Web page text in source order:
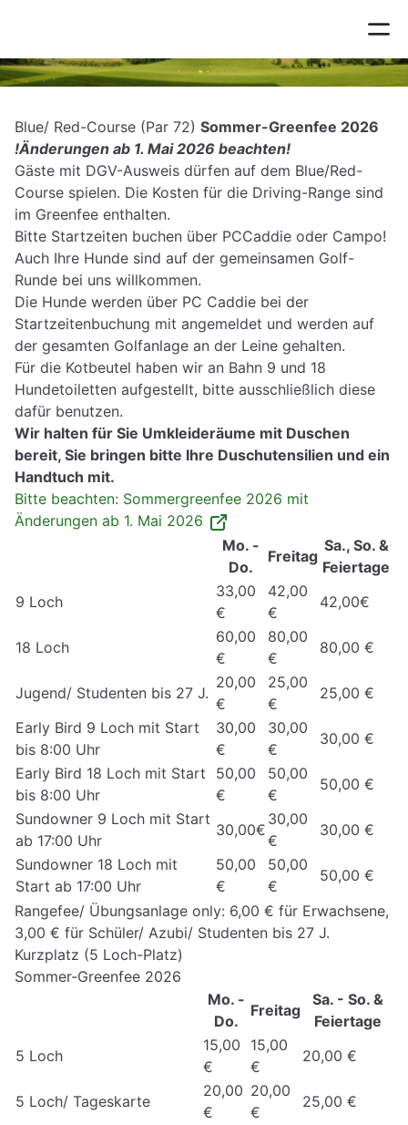
Blue/ Red-Course (Par 72) Sommer-Greenfee 2026
!Änderungen ab 1. Mai 2026 beachten!
Gäste mit DGV-Ausweis dürfen auf dem Blue/Red-
Course spielen. Die Kosten für die Driving-Range sind
im Greenfee enthalten.
Bitte Startzeiten buchen über PCCaddie oder Campo!
Auch Ihre Hunde sind auf der gemeinsamen Golf-
Runde bei uns willkommen.
Die Hunde werden über PC Caddie bei der
Startzeitenbuchung mit angemeldet und werden auf
der gesamten Golfanlage an der Leine gehalten.
Für die Kotbeutel haben wir an Bahn 9 und 18
Hundetoiletten aufgestellt, bitte ausschließlich diese
dafür benutzen.
Wir halten für Sie Umkleideräume mit Duschen
bereit, Sie bringen bitte Ihre Duschutensilien und ein
Handtuch mit.
Bitte beachten: Sommergreenfee 2026 mit
Änderungen ab 1. Mai 2026
Mo. -
Do.
Freitag
Sa., So. &
Feiertage
9 Loch
33,00
€
42,00
€
42,00€
18 Loch
60,00
€
80,00
€
80,00 €
Jugend/ Studenten bis 27 J.
20,00
€
25,00
€
25,00 €
Early Bird 9 Loch mit Start
bis 8:00 Uhr
30,00
€
30,00
€
30,00 €
Early Bird 18 Loch mit Start
bis 8:00 Uhr
50,00
€
50,00
€
50,00 €
Sundowner 9 Loch mit Start
ab 17:00 Uhr
30,00€
30,00
€
30,00 €
Sundowner 18 Loch mit
Start ab 17:00 Uhr
50,00
€
50,00
€
50,00 €
Rangefee/ Übungsanlage only: 6,00 € für Erwachsene,
3,00 € für Schüler/ Azubi/ Studenten bis 27 J.
Kurzplatz (5 Loch-Platz)
Sommer-Greenfee 2026
Mo. -
Do.
Freitag
Sa. - So. &
Feiertage
5 Loch
15,00
€
15,00
€
20,00 €
5 Loch/ Tageskarte
20,00
€
20,00
€
25,00 €